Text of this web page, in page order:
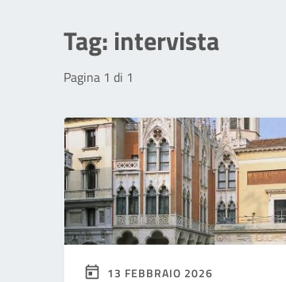
Tag: intervista
Pagina 1 di 1
13 FEBBRAIO 2026